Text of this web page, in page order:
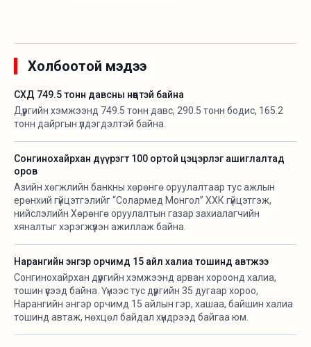
Холбоотой мэдээ
СХД 749.5 тонн давсны нөөцтэй байна
Дүүргийн хэмжээнд 749.5 тонн давс, 290.5 тонн бодис, 165.2
тонн дайргын үлдэгдэлтэй байна.
Сонгинохайрхан дүүрэгт 100 ортой цэцэрлэг ашиглалтад
оров
Азийн хөгжлийн банкны хөрөнгө оруулалтаар тус ажлын
ерөнхий гүйцэтгэлийг “Солармед Монгол” ХХК гүйцэтгэж,
нийслэлийн Хөрөнгө оруулалтын газар захиалагчийн
хяналтыг хэрэгжүүлэн ажиллаж байна.
Нарангийн энгэр орчимд 15 айл халиа тошинд автжээ
Сонгинохайрхан дүүргийн хэмжээнд арван хороонд халиа,
тошин үүсээд байна. Үүнээс тус дүүргийн 35 дугаар хороо,
Нарангийн энгэр орчимд 15 айлын гэр, хашаа, байшин халиа
тошинд автаж, нөхцөл байдал хүндрээд байгаа юм.